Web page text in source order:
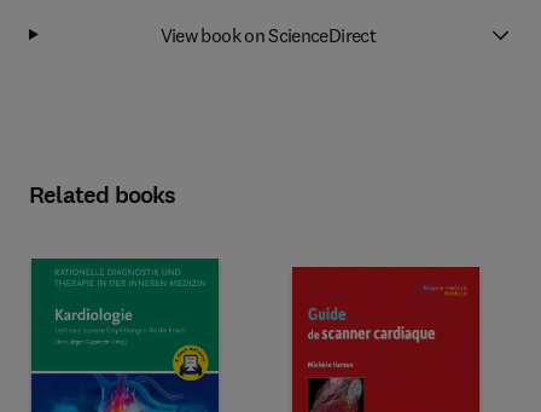
View book on ScienceDirect
Related books